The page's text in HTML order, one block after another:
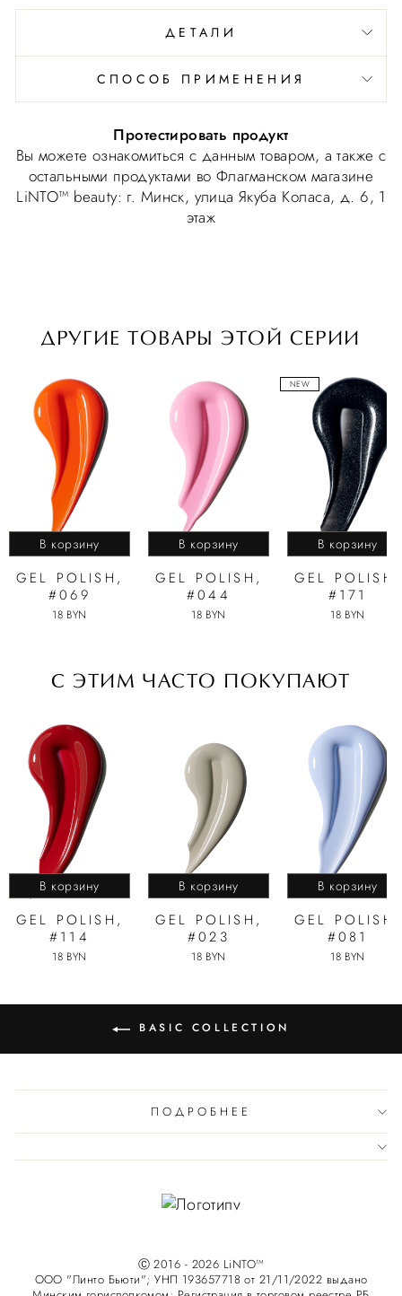
ДЕТАЛИ
СПОСОБ ПРИМЕНЕНИЯ
Протестировать продукт
Вы можете ознакомиться с данным товаром, а также с
остальными продуктами во Флагманском магазине
LiNTO™ beauty: г. Минск, улица Якуба Коласа, д. 6, 1
этаж
ДРУГИЕ ТОВАРЫ ЭТОЙ СЕРИИ
В корзину
GEL POLISH,
#069
18 BYN
В корзину
GEL POLISH,
#044
18 BYN
NEW
В корзину
GEL POLISH,
#171
18 BYN
C ЭТИМ ЧАСТО ПОКУПАЮТ
В корзину
GEL POLISH,
#114
18 BYN
В корзину
GEL POLISH,
#023
18 BYN
В корзину
GEL POLISH,
#081
18 BYN
BASIC COLLECTION
ПОДРОБНЕЕ
Ⓒ 2016 - 2026 LiNTO™
ООО "Линто Бьюти"; УНП 193657718 от 21/11/2022 выдано